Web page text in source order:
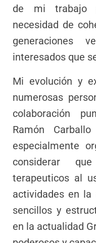
de mi trabajo
necesidad de
generaciones
interesados que
Mi evolución y
numerosas
colaboración
Ramón
especialmente
considerar
terapeuticos al
actividades en la
sencillos y
en la actualidad